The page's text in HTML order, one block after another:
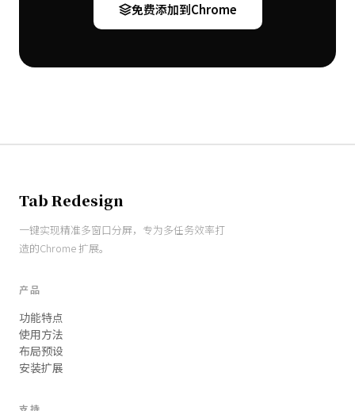
免费添加到Chrome
Tab Redesign
一键实现精准多窗口分屏，专为多任务效率打
造的Chrome 扩展。
产品
功能特点
使用方法
布局预设
安装扩展
支持